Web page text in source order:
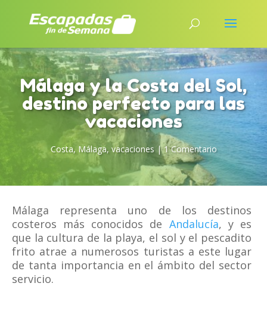
Málaga y la Costa del Sol,
destino perfecto para las
vacaciones
Costa, Málaga, vacaciones|1 Comentario
Málaga representa uno de los destinos
costeros más conocidos de Andalucía, y es
que la cultura de la playa, el sol y el pescadito
frito atrae a numerosos turistas a este lugar
de tanta importancia en el ámbito del sector
servicio.